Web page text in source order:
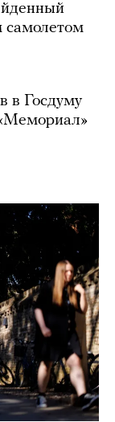
самолетом
в Госдуму